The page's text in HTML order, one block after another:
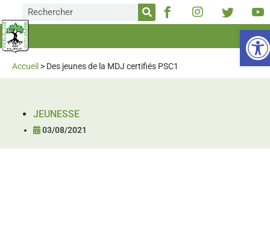
Accueil > Des jeunes de la MDJ certifiés PSC1
JEUNESSE
03/08/2021